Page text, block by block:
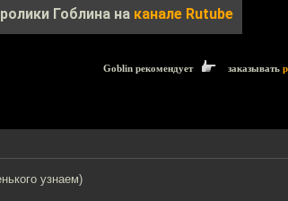
Гоблина на канале Rutube
Goblin рекомендует заказывать
узнаем)